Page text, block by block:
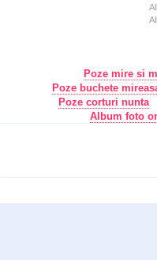
Poze mire si
Poze buchete
Poze corturi nunta
Album foto